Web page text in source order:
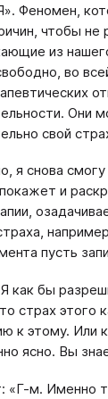
Феномен,
чтобы не
из
во
Они
свой
я снова смогу
и
пусть
как бы
страх этого
к этому. Или
ясно. Вы
«Г-м. Именно